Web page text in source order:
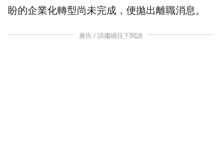
盼的企業化轉型尚未完成，便拋出離職消息。
廣告 / 請繼續往下閱讀